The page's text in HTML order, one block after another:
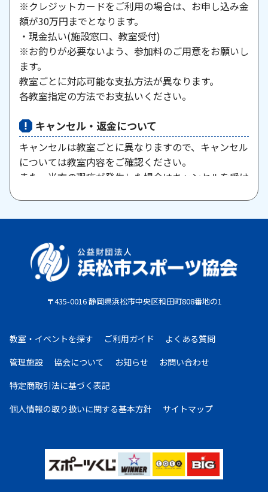
※クレジットカードをご利用の場合は、お申し込み金
額が30万円までとなります。
・現金払い(施設窓口、教室受付)
※お釣りが必要ないよう、参加料のご用意をお願いし
ます。
教室ごとに対応可能な支払方法が異なります。
各教室指定の方法でお支払いください。
キャンセル・返金について
キャンセルは教室ごとに異なりますので、キャンセル
については教室内容をご確認ください。
また、当方の瑕疵が発生した場合はキャンセルを受け
原則として、一旦納入された参加料・受講料は返金い
としていたしません。教室期間中にケガ・病気等によ
り、医師から運動制限が出された場合は、担当者まで
ご相談ください。
・コンビニ払い：お申し込み後、7日以内にお申し込
み時に選択したコンビニエンスストア店頭にてお支払
いください。
金となります。
・現金払い：教室指定の場所(施設窓口、教室受付等)
お申し込みについて
複数の教室・イベントを購入希望の場合は、大変お手
〒435-0016 静岡県浜松市中央区和田町808番地の1
教室・イベントを探す ご利用ガイド
よくある質問
管理施設
協会について お知らせ
お問い合わせ
特定商取引法に基づく表記
個人情報の取り扱いに関する基本方針 サイトマップ